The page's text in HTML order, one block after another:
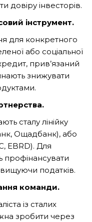
довіру інвесторів.
інструмент.
для конкретного
або соціальної
прив’язаний
знижувати
сталу лінійку
Ощадбанк), або
EBRD). Для
профінансувати
податків.
команди.
із сталих
зробити через